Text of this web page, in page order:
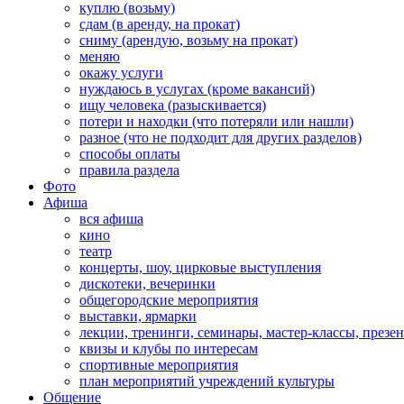
куплю (возьму)
сдам (в аренду, на прокат)
сниму (арендую, возьму на прокат)
меняю
окажу услуги
нуждаюсь в услугах (кроме вакансий)
ищу человека (разыскивается)
потери и находки (что потеряли или нашли)
разное (что не подходит для других разделов)
способы оплаты
правила раздела
Фото
Афиша
вся афиша
кино
театр
концерты, шоу, цирковые выступления
дискотеки, вечеринки
общегородские мероприятия
выставки, ярмарки
лекции, тренинги, семинары, мастер-классы,
квизы и клубы по интересам
спортивные мероприятия
план мероприятий учреждений культуры
Общение